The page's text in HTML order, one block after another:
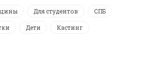
Для студентов СПБ
Дети Кастинг